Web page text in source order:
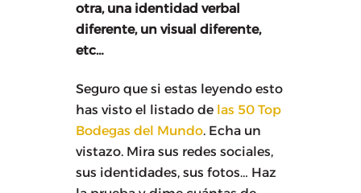
otra, una identidad verbal
diferente, un visual diferente,
etc…
Seguro que si estas leyendo esto
has visto el listado de las 50 Top
Bodegas del Mundo. Echa un
vistazo. Mira sus redes sociales,
sus identidades, sus fotos… Haz